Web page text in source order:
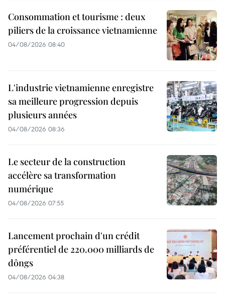
Consommation et tourisme : deux
piliers de la croissance vietnamienne
04/08/2026 08:40
L'industrie vietnamienne enregistre
sa meilleure progression depuis
plusieurs années
04/08/2026 08:36
Le secteur de la construction
accélère sa transformation
numérique
04/08/2026 07:55
Lancement prochain d'un crédit
préférentiel de 220.000 milliards de
dôngs
04/08/2026 04:38